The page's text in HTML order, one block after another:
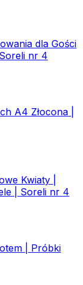
dla Gości
nr 4
A4 Złocona |
Kwiaty |
| Soreli nr 4
| Próbki